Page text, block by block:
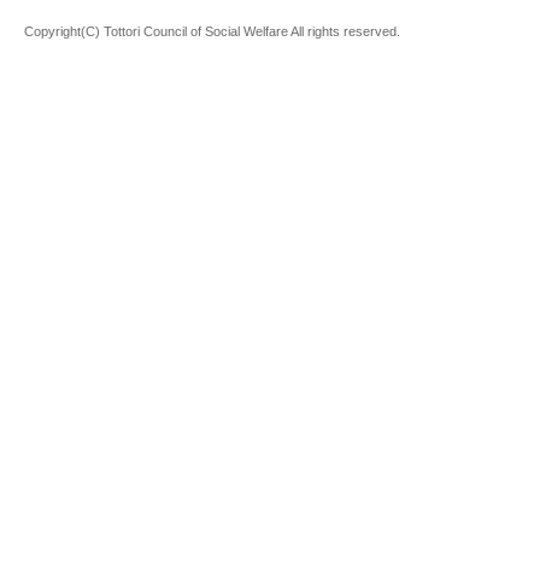
Copyright(C) Tottori Council of Social Welfare All rights reserved.